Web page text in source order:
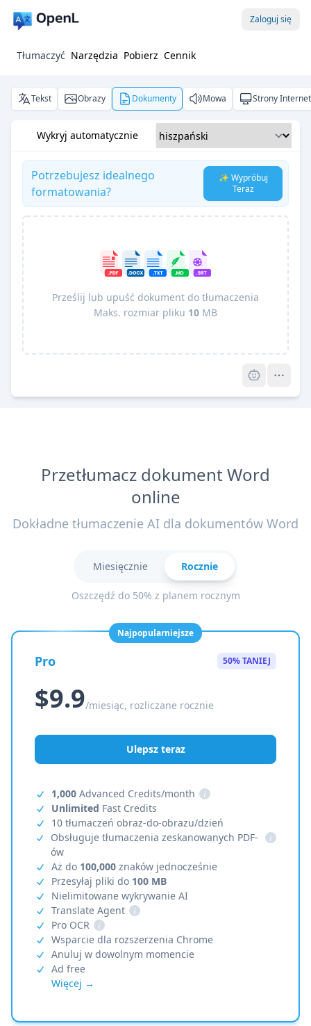
Zaloguj się
Tłumaczyć Narzędzia Pobierz Cennik
Tekst Obrazy Dokumenty Mowa Strony
Wykryj automatycznie
Potrzebujesz idealnego
formatowania?
✨ Wypróbuj
Teraz
Prześlij lub upuść dokument do tłumaczenia
Maks. rozmiar pliku 10 MB
Przetłumacz dokument Word
online
Dokładne tłumaczenie AI dla dokumentów Word
Miesięcznie Rocznie
Oszczędź do 50% z planem rocznym
Najpopularniejsze
Pro 50% TANIEJ
$9.9/miesiąc, rozliczane rocznie
Ulepsz teraz
1,000 Advanced Credits/month
i
Unlimited Fast Credits
10 tłumaczeń obraz-do-obrazu/dzień
Obsługuje tłumaczenia zeskanowanych PDF-
ów
i
Aż do 100,000 znaków jednocześnie
Przesyłaj pliki do 100 MB
Nielimitowane wykrywanie AI
Translate Agent
i
Pro OCR
i
Wsparcie dla rozszerzenia Chrome
Anuluj w dowolnym momencie
Ad free
Więcej →